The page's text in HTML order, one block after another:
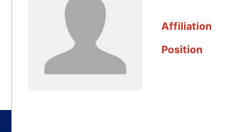
Affiliation
Position